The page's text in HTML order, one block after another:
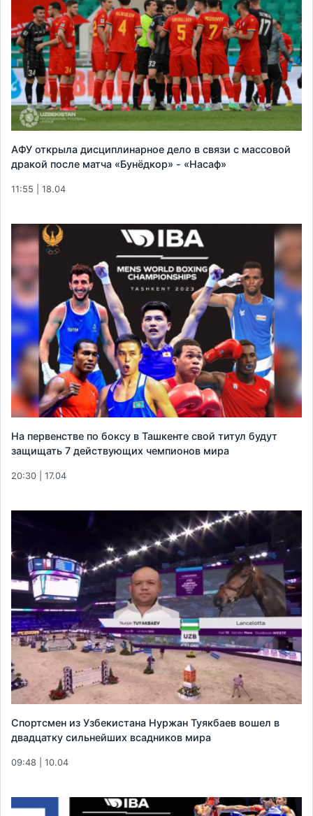
АФУ открыла дисциплинарное дело в связи с массовой
дракой после матча «Бунёдкор» - «Насаф»
11:55 | 18.04
На первенстве по боксу в Ташкенте свой титул будут
защищать 7 действующих чемпионов мира
20:30 | 17.04
Спортсмен из Узбекистана Нуржан Туякбаев вошел в
двадцатку сильнейших всадников мира
09:48 | 10.04